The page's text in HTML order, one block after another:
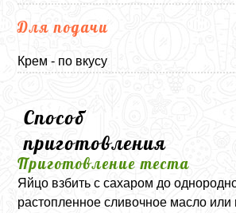
Для подачи
Крем - по вкусу
Способ
приготовления
Приготовление теста
Яйцо взбить с сахаром до
растопленное сливочное масло или